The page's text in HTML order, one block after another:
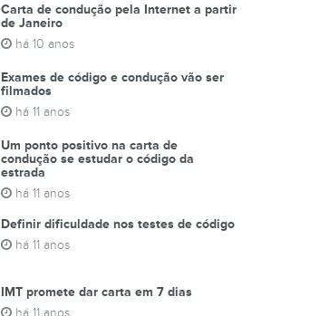
Carta de condução pela Internet a partir
de Janeiro
há 10 anos
Exames de código e condução vão ser
filmados
há 11 anos
Um ponto positivo na carta de
condução se estudar o código da
estrada
há 11 anos
Definir dificuldade nos testes de código
há 11 anos
IMT promete dar carta em 7 dias
há 11 anos